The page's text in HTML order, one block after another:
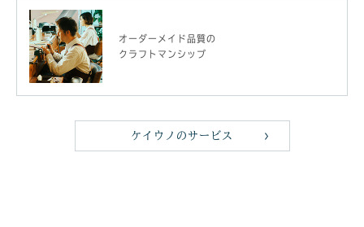
オーダーメイド品質の
クラフトマンシップ
ケイウノのサービス